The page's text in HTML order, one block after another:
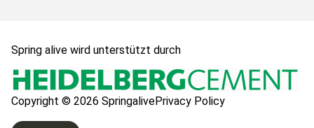
Spring alive wird unterstützt durch
Copyright © 2026 SpringalivePrivacy Policy